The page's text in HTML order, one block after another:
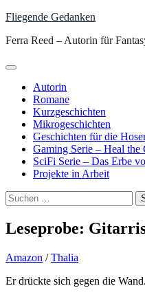
Skip
content
Fliegende Gedanken
Ferra Reed – Autorin für
Autorin
Romane
Kurzgeschichten
Mikrogeschichten
Geschichten für die
Gaming Serie – Heal the
SciFi Serie – Das Erbe
Projekte in Arbeit
Suchen
nach:
Leseprobe:
Amazon /Thalia
Er drückte sich gegen die